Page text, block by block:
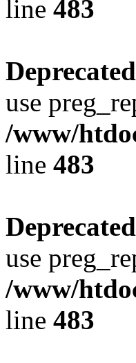
line 483
Deprecated
use
/www/
line 483
Deprecated
use
/www/
line 483